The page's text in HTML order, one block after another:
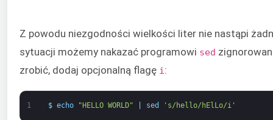
Z powodu niezgodności wielkości liter nie nastąpi
sytuacji możemy nakazać programowi sed
zrobić, dodaj opcjonalną flagę i:
1 $ echo "HELLO WORLD" sed 's/hello/hElLo/i'